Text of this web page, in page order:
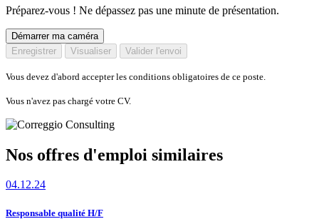
Préparez-vous ! Ne dépassez pas une minute de présentation.
Démarrer ma caméra
Enregistrer
Visualiser Valider l'envoi
Vous devez d'abord accepter les conditions obligatoires de ce poste.
Vous n'avez pas chargé votre CV.
Nos offres d'emploi similaires
04.12.24
Responsable qualité H/F